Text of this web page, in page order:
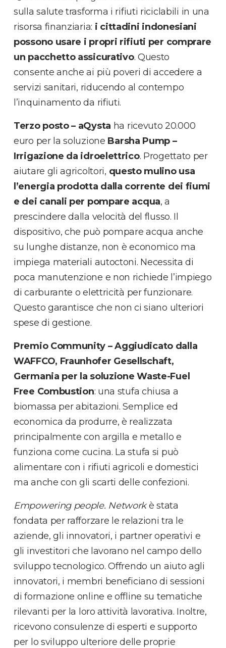
sulla salute trasforma i rifiuti riciclabili in una
risorsa finanziaria: i cittadini indonesiani
possono usare i propri rifiuti per comprare
un pacchetto assicurativo. Questo
consente anche ai più poveri di accedere a
servizi sanitari, riducendo al contempo
l’inquinamento da rifiuti.
Terzo posto – aQysta ha ricevuto 20.000
euro per la soluzione Barsha Pump –
Irrigazione da idroelettrico. Progettato per
aiutare gli agricoltori, questo mulino usa
l’energia prodotta dalla corrente dei fiumi
e dei canali per pompare acqua, a
prescindere dalla velocità del flusso. Il
dispositivo, che può pompare acqua anche
su lunghe distanze, non è economico ma
impiega materiali autoctoni. Necessita di
poca manutenzione e non richiede l’impiego
di carburante o elettricità per funzionare.
Questo garantisce che non ci siano ulteriori
spese di gestione.
Premio Community – Aggiudicato dalla
WAFFCO, Fraunhofer Gesellschaft,
Germania per la soluzione Waste-Fuel
Free Combustion: una stufa chiusa a
biomassa per abitazioni. Semplice ed
economica da produrre, è realizzata
principalmente con argilla e metallo e
funziona come cucina. La stufa si può
alimentare con i rifiuti agricoli e domestici
ma anche con gli scarti delle confezioni.
Empowering people. Networkè stata
fondata per rafforzare le relazioni tra le
aziende, gli innovatori, i partner operativi e
gli investitori che lavorano nel campo dello
sviluppo tecnologico. Offrendo un aiuto agli
innovatori, i membri beneficiano di sessioni
di formazione online e offline su tematiche
rilevanti per la loro attività lavorativa. Inoltre,
ricevono consulenze di esperti e supporto
per lo sviluppo ulteriore delle proprie